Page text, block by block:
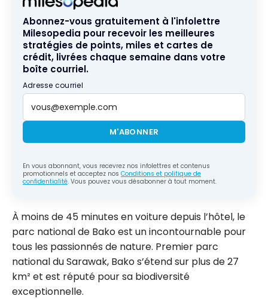
Abonnez-vous gratuitement à l'infolettre
Milesopedia pour recevoir les meilleures
stratégies de points, miles et cartes de
crédit, livrées chaque semaine dans votre
boîte courriel.
Adresse courriel
M'ABONNER
En vous abonnant, vous recevrez nos infolettres et contenus
promotionnels et acceptez nos Conditions et politique de
confidentialité. Vous pouvez vous désabonner à tout moment.
À moins de 45 minutes en voiture depuis l’hôtel, le
parc national de Bako est un incontournable pour
tous les passionnés de nature. Premier parc
national du Sarawak, Bako s’étend sur plus de 27
km² et est réputé pour sa biodiversité
exceptionnelle.